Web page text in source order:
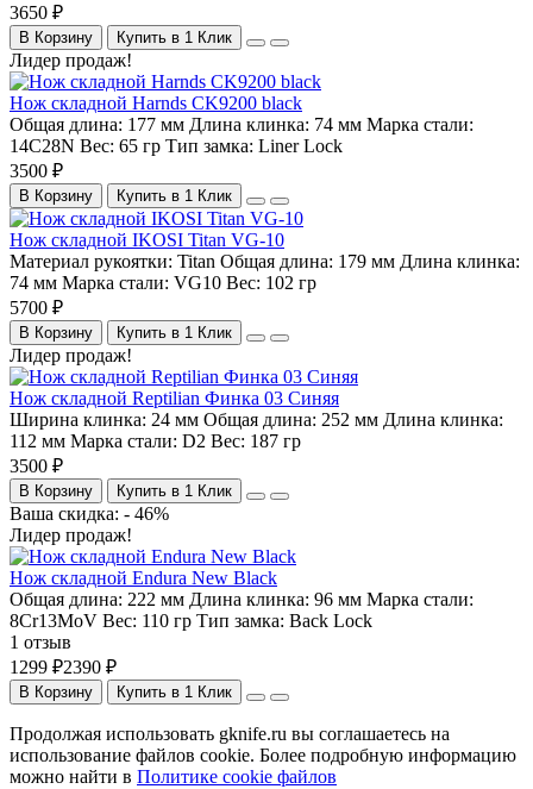
3650 ₽
В Корзину Купить в 1 Клик
Лидер продаж!
Нож складной Harnds CK9200 black
Общая длина: 177 мм Длина клинка: 74 мм Марка стали:
14C28N Вес: 65 гр Тип замка: Liner Lock
3500 ₽
В Корзину Купить в 1 Клик
Нож складной IKOSI Titan VG-10
Материал рукоятки: Titan Общая длина: 179 мм Длина клинка:
74 мм Марка стали: VG10 Вес: 102 гр
5700 ₽
В Корзину Купить в 1 Клик
Лидер продаж!
Нож складной Reptilian Финка 03 Синяя
Ширина клинка: 24 мм Общая длина: 252 мм Длина клинка:
112 мм Марка стали: D2 Вес: 187 гр
3500 ₽
В Корзину Купить в 1 Клик
Ваша скидка: - 46%
Лидер продаж!
Нож складной Endura New Black
Общая длина: 222 мм Длина клинка: 96 мм Марка стали:
8Cr13MoV Вес: 110 гр Тип замка: Back Lock
1 отзыв
1299 ₽2390 ₽
В Корзину Купить в 1 Клик
Продолжая использовать gknife.ru вы соглашаетесь на
использование файлов cookie. Более подробную информацию
можно найти в Политике cookie файлов